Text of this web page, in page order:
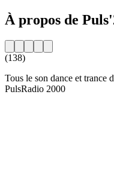
À propos de
(138)
Tous le son dance et trance
PulsRadio 2000